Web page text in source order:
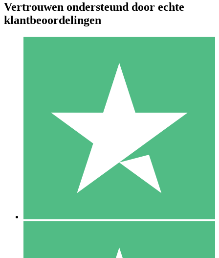
Individuele Creditpakketten
Betaal per gebruik met downloadtegoeden. Geen maandelijkse
1000
10 Downloaden
Vertrouwen ondersteund door echte
klantbeoordelingen